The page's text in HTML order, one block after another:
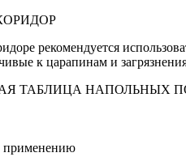
рекомендуется
к царапинам и
ТАБЛИЦА НАПОЛЬНЫХ
применению